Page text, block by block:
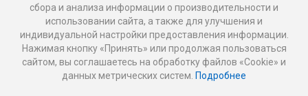
Написать поставщику
Написать в поддержку
Реквизиты
сбора и анализа информации о производительности и
использовании сайта, а также для улучшения и
индивидуальной настройки предоставления информации.
Нажимая кнопку «Принять» или продолжая пользоваться
сайтом, вы соглашаетесь на обработку файлов «Cookie» и
данных метрических систем. Подробнее